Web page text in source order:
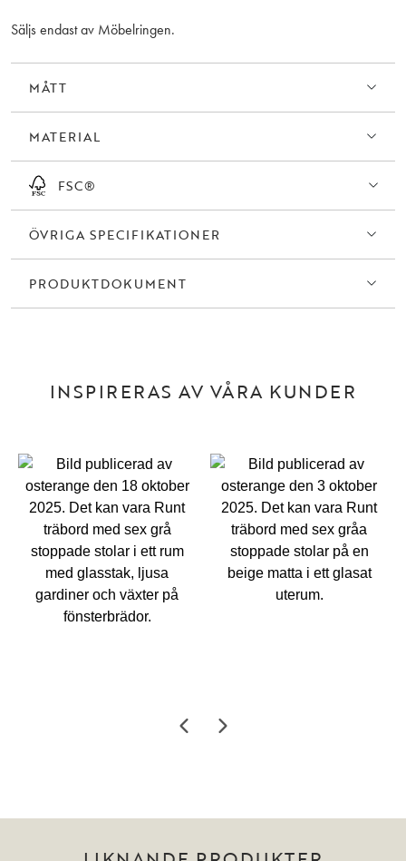
Säljs endast av Möbelringen.
MÅTT
MATERIAL
FSC®
ÖVRIGA SPECIFIKATIONER
PRODUKTDOKUMENT
INSPIRERAS AV VÅRA KUNDER